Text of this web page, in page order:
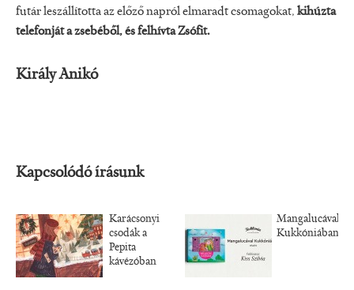
futár leszállította az előző napról elmaradt csomagokat, kihúzta
telefonját a zsebéből, és felhívta Zsófit.
Király Anikó
Kapcsolódó írásunk
Karácsonyi
csodák a
Pepita
kávézóban
Mangalucával
Kukkóniában